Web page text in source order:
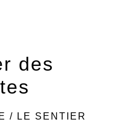
des
/ LE SENTIER